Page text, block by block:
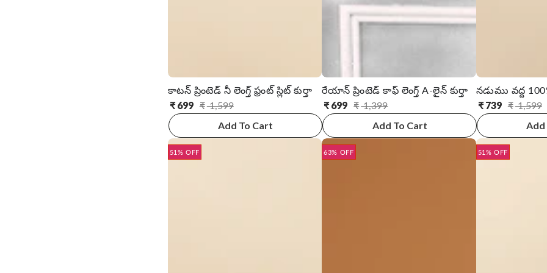
కాటన్ ప్రింటెడ్ నీ లెంగ్త్ ఫ్రంట్ స్లిట్ కుర్తా
₹1,599
సాధారణ
అమ్ముడు
₹ 699
Add To Cart
రేయాన్ ప్రింటెడ్ కాఫ్ లెంగ్త్ A-లైన్ కుర్తా
₹1,399
సాధారణ
అమ్ముడు
₹ 699
Add To Cart
₹1,599
సాధారణ
అమ్ముడు
₹ 739
Add
51% OFF 63% OFF 51% OFF